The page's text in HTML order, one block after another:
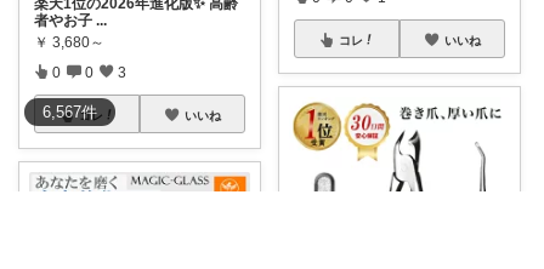
6,567件
楽天1位の2026年進化版✨ 高齢
者やお子 ...
￥ 3,680～
0 0 3
コレ いいね
コレ いいね